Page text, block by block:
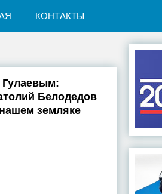
КОНТАКТЫ
Гулаевым:
Белодедов
земляке